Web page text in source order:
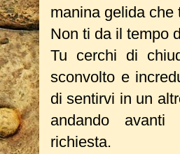
manina gelida
Non ti da il tempo
Tu cerchi di
sconvolto e
di sentirvi in un
andando avanti
richiesta.